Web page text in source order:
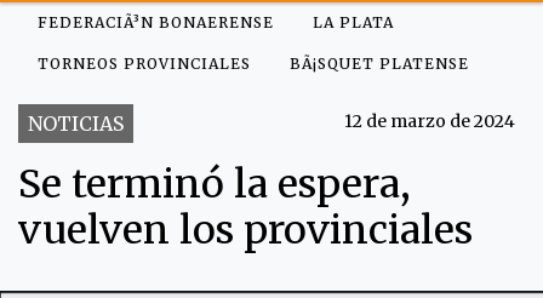
FEDERACIÃ³N BONAERENSE LA PLATA
TORNEOS PROVINCIALES BÃ¡SQUET PLATENSE
NOTICIAS 12 de marzo de 2024
Se terminó la espera,
vuelven los provinciales